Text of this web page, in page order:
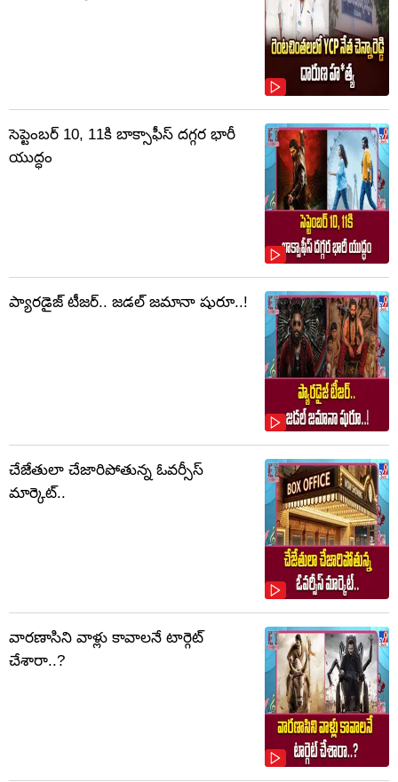
సెప్టెంబర్‌ 10, 11కి బాక్సాఫీస్ దగ్గర భారీ
యుద్ధం
ప్యారడైజ్ టీజర్.. జడల్ జమానా షురూ..!
చేజేతులా చేజారిపోతున్న ఓవర్సీస్
మార్కెట్..
వారణాసిని వాళ్లు కావాలనే టార్గెట్
చేశారా..?